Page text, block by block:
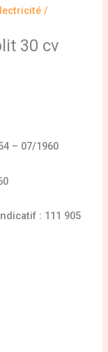
/
30 cv
– 07/1960
: 111 905